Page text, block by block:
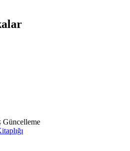
Güncelleme